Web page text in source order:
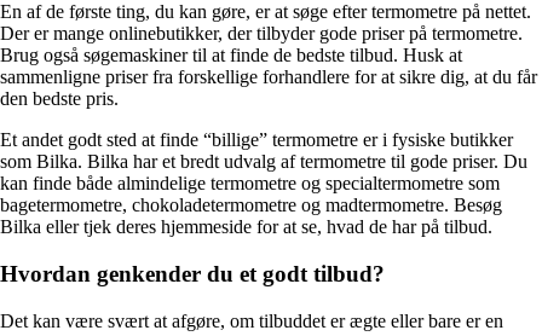
En af de første ting, du kan gøre, er at søge efter termometre på nettet.
Der er mange onlinebutikker, der tilbyder gode priser på termometre.
Brug også søgemaskiner til at finde de bedste tilbud. Husk at
sammenligne priser fra forskellige forhandlere for at sikre dig, at du får
den bedste pris.
Et andet godt sted at finde “billige” termometre er i fysiske butikker
som Bilka. Bilka har et bredt udvalg af termometre til gode priser. Du
kan finde både almindelige termometre og specialtermometre som
bagetermometre, chokoladetermometre og madtermometre. Besøg
Bilka eller tjek deres hjemmeside for at se, hvad de har på tilbud.
Hvordan genkender du et godt tilbud?
Det kan være svært at afgøre, om tilbuddet er ægte eller bare er en